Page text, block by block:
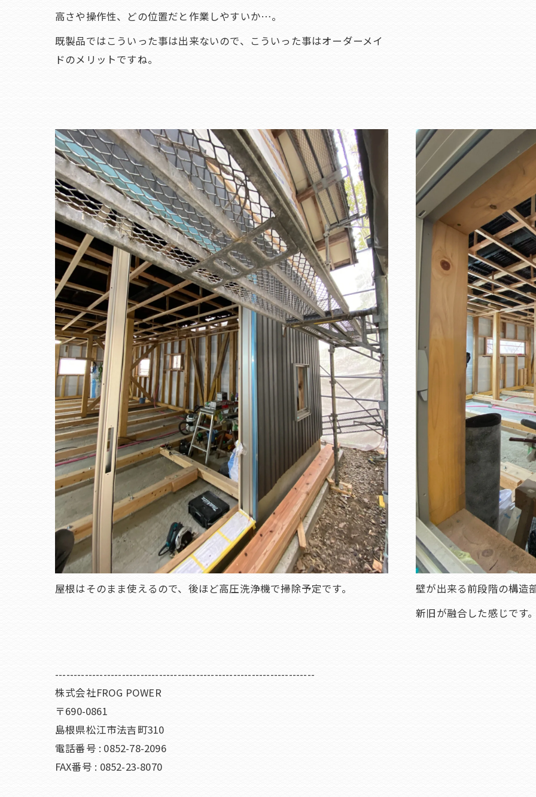
高さや操作性、どの位置だと作業しやすいか…。
既製品ではこういった事は出来ないので、こういった事はオーダーメイ
ドのメリットですね。
屋根はそのまま使えるので、後ほど高圧洗浄機で掃除予定です。
壁が出来る前段階の構造
新旧が融合した感じです
----------------------------------------------------------------------
株式会社FROG POWER
〒690-0861
島根県松江市法吉町310
電話番号 : 0852-78-2096
FAX番号 : 0852-23-8070